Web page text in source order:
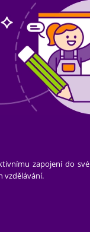
zapojení do
vzdělávání.